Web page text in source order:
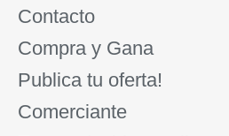
Contacto
Compra y Gana
Publica tu oferta!
Comerciante